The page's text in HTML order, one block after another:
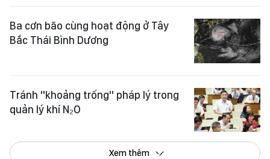
Ba cơn bão cùng hoạt động ở Tây
Bắc Thái Bình Dương
Tránh "khoảng trống" pháp lý trong
quản lý khí N₂O
Xem thêm